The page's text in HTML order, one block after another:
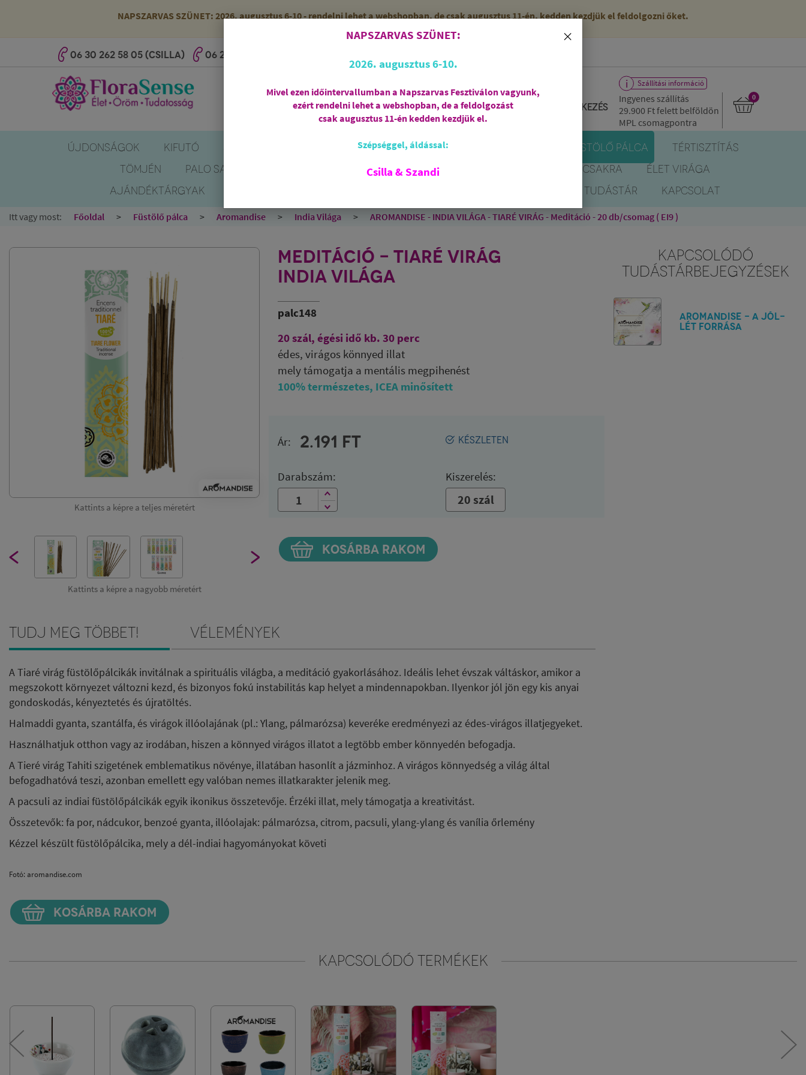
NAPSZARVAS SZÜNET: 2026. augusztus 6-10 - rendelni lehet a webshopban, de csak augusztus 11-én, kedden kezdjük el feldolgozni őket.
06 30 262 58 05 (CSILLA) 06 20 527 25 56 (SZANDI)
Regisztráció Bejelentkezés
Szállítási információ
Ingyenes szállítás
29.900 Ftfelett belföldön
MPL csomagpontra
0
ÚJDONSÁGOK KIFUTÓ AJÁNDÉKCSOMAGOK FÜSTÖLŐ PÁLCA
TÉRTISZTÍTÁS
TÖMJÉN
PALO SANTO SPIRIT OF OM CSAKRA
ÉLET VIRÁGA
AJÁNDÉKTÁRGYAK
TUDÁSTÁR KAPCSOLAT
Itt vagy most: Főoldal Füstölő pálca Aromandise India Világa AROMANDISE - INDIA VILÁGA - TIARÉ VIRÁG - Meditáció - 20 db/csomag ( EI9 )
Kattints a képre a teljes méretért
Kattints a képre a nagyobb méretért
MEDITÁCIÓ - TIARÉ VIRÁG
INDIA VILÁGA
palc148
20 szál, égési idő kb. 30 perc
édes, virágos könnyed illat
mely támogatja a mentális megpihenést
100% természetes, ICEA minősített
KÉSZLETEN
Ár: 2.191 FT
Darabszám: Kiszerelés:
20 szál
KOSÁRBA RAKOM
KAPCSOLÓDÓ
TUDÁSTÁRBEJEGYZÉSEK
Aromandise - A jól-
lét forrása
Tudj meg többet! Vélemények
A Tiaré virág füstölőpálcikák invitálnak a spirituális világba, a meditáció gyakorlásához. Ideális lehet évszak váltáskor, amikor a
megszokott környezet változni kezd, és bizonyos fokú instabilitás kap helyet a mindennapokban. Ilyenkor jól jön egy kis anyai
gondoskodás, kényeztetés és újratöltés.
Halmaddi gyanta, szantálfa, és virágok illóolajának (pl.: Ylang, pálmarózsa) keveréke eredményezi az édes-virágos illatjegyeket.
Használhatjuk otthon vagy az irodában, hiszen a könnyed virágos illatot a legtöbb ember könnyedén befogadja.
A Tieré virág Tahiti szigetének emblematikus növénye, illatában hasonlít a jázminhoz. A virágos könnyedség a világ által
befogadhatóvá teszi, azonban emellett egy valóban nemes illatkarakter jelenik meg.
A pacsuli az indiai füstölőpálcikák egyik ikonikus összetevője. Érzéki illat, mely támogatja a kreativitást.
Összetevők: fa por, nádcukor, benzoé gyanta, illóolajak: pálmarózsa, citrom, pacsuli, ylang-ylang és vanília őrlemény
Kézzel készült füstölőpálcika, mely a dél-indiai hagyományokat követi
Fotó: aromandise.com
KOSÁRBA RAKOM
KAPCSOLÓDÓ TERMÉKEK
×
NAPSZARVAS SZÜNET:
2026. augusztus 6-10.
Mivel ezen időintervallumban a Napszarvas Fesztiválon vagyunk,
ezért rendelni lehet a webshopban, de a feldolgozást
csak augusztus 11-én kedden kezdjük el.
Szépséggel, áldással:
Csilla & Szandi